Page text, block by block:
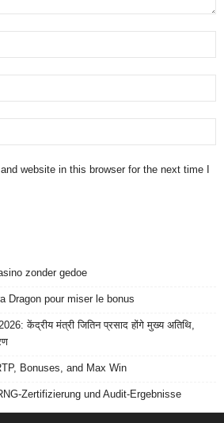
website in this browser for the next time I
zonder gedoe
Dragon pour miser le bonus
केंद्रीय मंत्री जितिन प्रसाद होंगे मुख्य अतिथि,
Bonuses, and Max Win
Zertifizierung und Audit-Ergebnisse